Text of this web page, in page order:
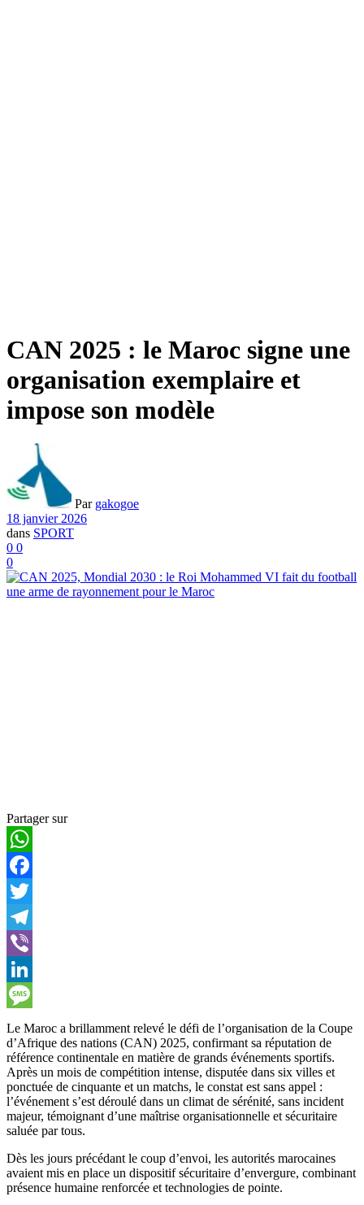
CAN 2025 : le Maroc signe une
organisation exemplaire et
impose son modèle
Par gakogoe
18 janvier 2026
dans SPORT
0 0
0
Partager sur
WhatsApp
Facebook
Twitter
Telegram
Viber
LinkedIn
Message
Le Maroc a brillamment relevé le défi de l’organisation de la Coupe
d’Afrique des nations (CAN) 2025, confirmant sa réputation de
référence continentale en matière de grands événements sportifs.
Après un mois de compétition intense, disputée dans six villes et
ponctuée de cinquante et un matchs, le constat est sans appel :
l’événement s’est déroulé dans un climat de sérénité, sans incident
majeur, témoignant d’une maîtrise organisationnelle et sécuritaire
saluée par tous.
Dès les jours précédant le coup d’envoi, les autorités marocaines
avaient mis en place un dispositif sécuritaire d’envergure, combinant
présence humaine renforcée et technologies de pointe.